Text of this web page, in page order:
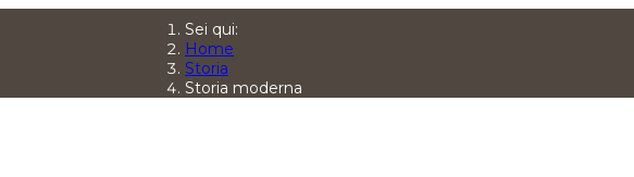
Sei qui:
Home
Storia
Storia moderna